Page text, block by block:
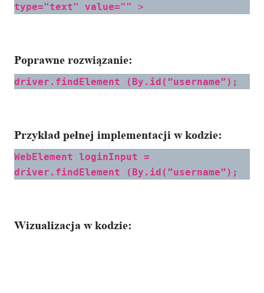
type="text" value=""
>
Poprawne rozwiązanie:
driver.findElement (By.id(”username”);
Przykład pełnej implementacji w kodzie:
WebElement loginInput =
driver.findElement (By.id(”username”);
Wizualizacja w kodzie: